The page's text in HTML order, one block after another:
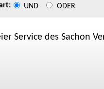
UND ODER
Service des Sachon